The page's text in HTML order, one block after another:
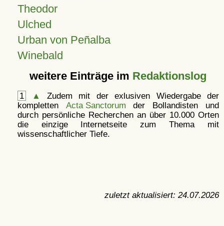
Theodor
Ulched
Urban von Peñalba
Winebald
weitere Einträge im Redaktionslog
1 ▲
Zudem mit der exlusiven Wiedergabe der
kompletten Acta Sanctorum der Bollandisten und
durch persönliche Recherchen an über 10.000 Orten
die einzige Internetseite zum Thema mit
wissenschaftlicher Tiefe.
zuletzt aktualisiert: 24.07.2026